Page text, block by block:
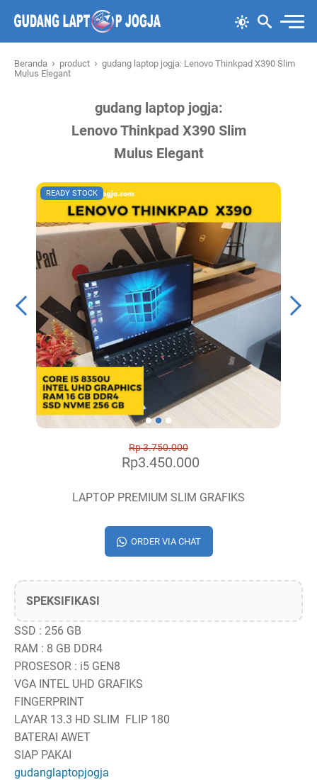
Beranda › product › gudang laptop jogja: Lenovo Thinkpad X390 Slim
Mulus Elegant
gudang laptop jogja:
Lenovo Thinkpad X390 Slim
Mulus Elegant
READY STOCK
Rp 3.750.000
Rp3.450.000
LAPTOP PREMIUM SLIM GRAFIKS
ORDER VIA CHAT
SPEKSIFIKASI
SSD : 256 GB
RAM : 8 GB DDR4
PROSESOR : i5 GEN8
VGA INTEL UHD GRAFIKS
FINGERPRINT
LAYAR 13.3 HD SLIM FLIP 180
BATERAI AWET
SIAP PAKAI
gudanglaptopjogja